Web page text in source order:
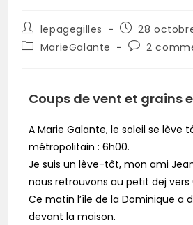
lepagegilles
28
MarieGalante
2
Coups de vent et grains
A Marie Galante, le soleil se lève
métropolitain : 6h00.
Je suis un lève-tôt, mon ami
nous retrouvons au petit dej vers
Ce matin l’île de la Dominique a
devant la maison.